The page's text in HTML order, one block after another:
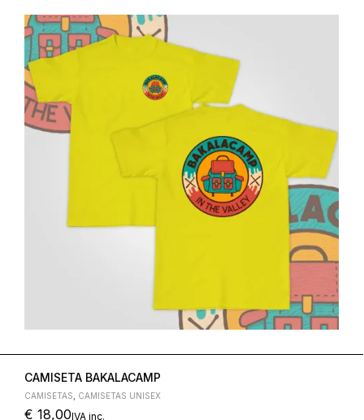
CAMISETA BAKALACAMP
CAMISETAS CAMISETAS UNISEX
€ 18,00IVA inc.